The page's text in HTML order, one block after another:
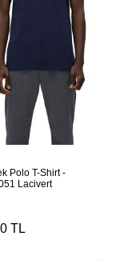
Polo T-Shirt -
Lacivert
TL